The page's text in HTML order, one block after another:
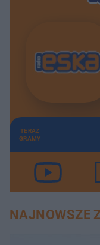
TERAZ
GRAMY
NAJNOWSZE